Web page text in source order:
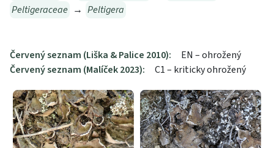
Peltigeraceae → Peltigera
Červený seznam (Liška & Palice 2010):
EN – ohrožený
Červený seznam (Malíček 2023):
C1 – kriticky ohrožený